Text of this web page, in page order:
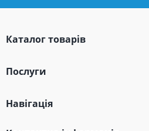
Каталог товарів
Послуги
Навігація